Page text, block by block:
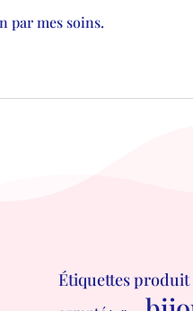
par mes soins.
Étiquettes produit